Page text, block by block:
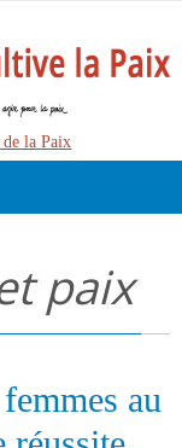
la Paix
paix
au